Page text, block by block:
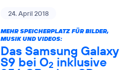
24. April 2018
MEHR SPEICHERPLATZ FÜR BILDER,
MUSIK UND VIDEOS:
Das Samsung Galaxy
S9 bei O2 inklusive